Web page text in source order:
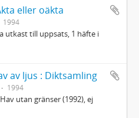
eller oäkta
1994
utkast till uppsats, 1 häfte i
av ljus : Diktsamling
1994
utan gränser (1992), ej